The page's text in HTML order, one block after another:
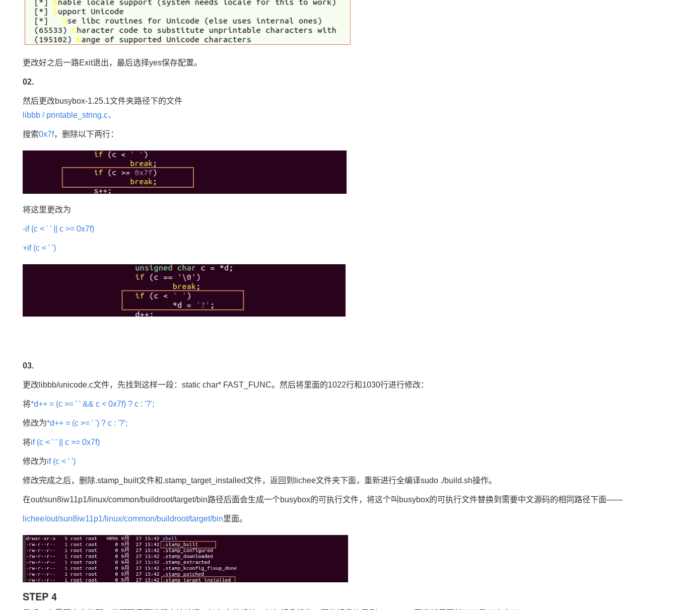
更改好之后一路Exit退出，最后选择yes保存配置。
02.
然后更改busybox-1.25.1文件夹路径下的文件
libbb / printable_string.c，
搜索0x7f，删除以下两行：
将这里更改为
-if (c < ' ' || c >= 0x7f)
+if (c < ' ')
03.
更改libbb/unicode.c文件，先找到这样一段：static char* FAST_FUNC。然后将里面的1022行和1030行进行修改：
将*d++ = (c >= ' ' && c < 0x7f) ? c : '?';
修改为*d++ = (c >= ' ') ? c : '?';
将if (c < ' ' || c >= 0x7f)
修改为if (c < ' ')
修改完成之后，删除.stamp_built文件和.stamp_target_installed文件，返回到lichee文件夹下面，重新进行全编译sudo ./build.sh操作。
在out/sun8iw11p1/linux/common/buildroot/target/bin路径后面会生成一个busybox的可执行文件，将这个叫busybox的可执行文件替换到需要中文源码的相同路径下面——
lichee/out/sun8iw11p1/linux/common/buildroot/target/bin里面。
STEP 4